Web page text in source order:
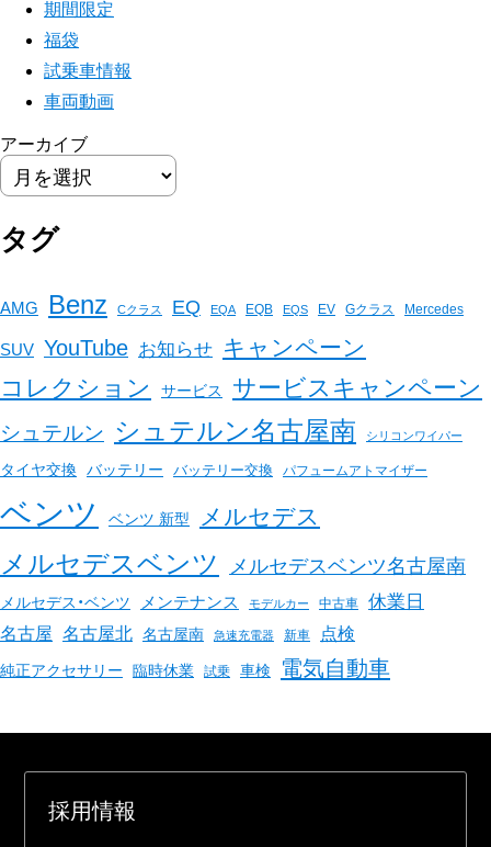
期間限定
福袋
試乗車情報
車両動画
アーカイブ
タグ
AMG Benz Cクラス EQ EQA EQB EQS EV Gクラス Mercedes
SUV YouTube お知らせ キャンペーン
コレクション サービス サービスキャンペーン
シュテルン シュテルン名古屋南 シリコンワイパー
タイヤ交換 バッテリー バッテリー交換 パフュームアトマイザー
ベンツ ベンツ 新型 メルセデス
メルセデスベンツ メルセデスベンツ名古屋南
メルセデス・ベンツ メンテナンス モデルカー 中古車 休業日
名古屋 名古屋北 名古屋南 急速充電器 新車 点検
純正アクセサリー 臨時休業 試乗 車検 電気自動車
採⽤情報